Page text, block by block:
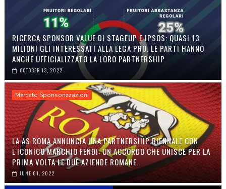
RICERCA SPONSOR VALUE DI STAGEUP E IPSOS: QUASI 13
MILIONI GLI INTERESSATI ALLA LEGA PRO. LE PARTI HANNO
ANCHE UFFICIALIZZATO LA LORO PARTNERSHIP
OCTOBER 13, 2022
Mercato Sponsorizzazioni
LA AS ROMA ANNUNCIA UNA PARTNERSHIP BIENNALE CON
L'ICONICO MARCHIO FENDI: UN ACCORDO CHE UNISCE PER LA
PRIMA VOLTA LE DUE AZIENDE ROMANE.
JUNE 01, 2022